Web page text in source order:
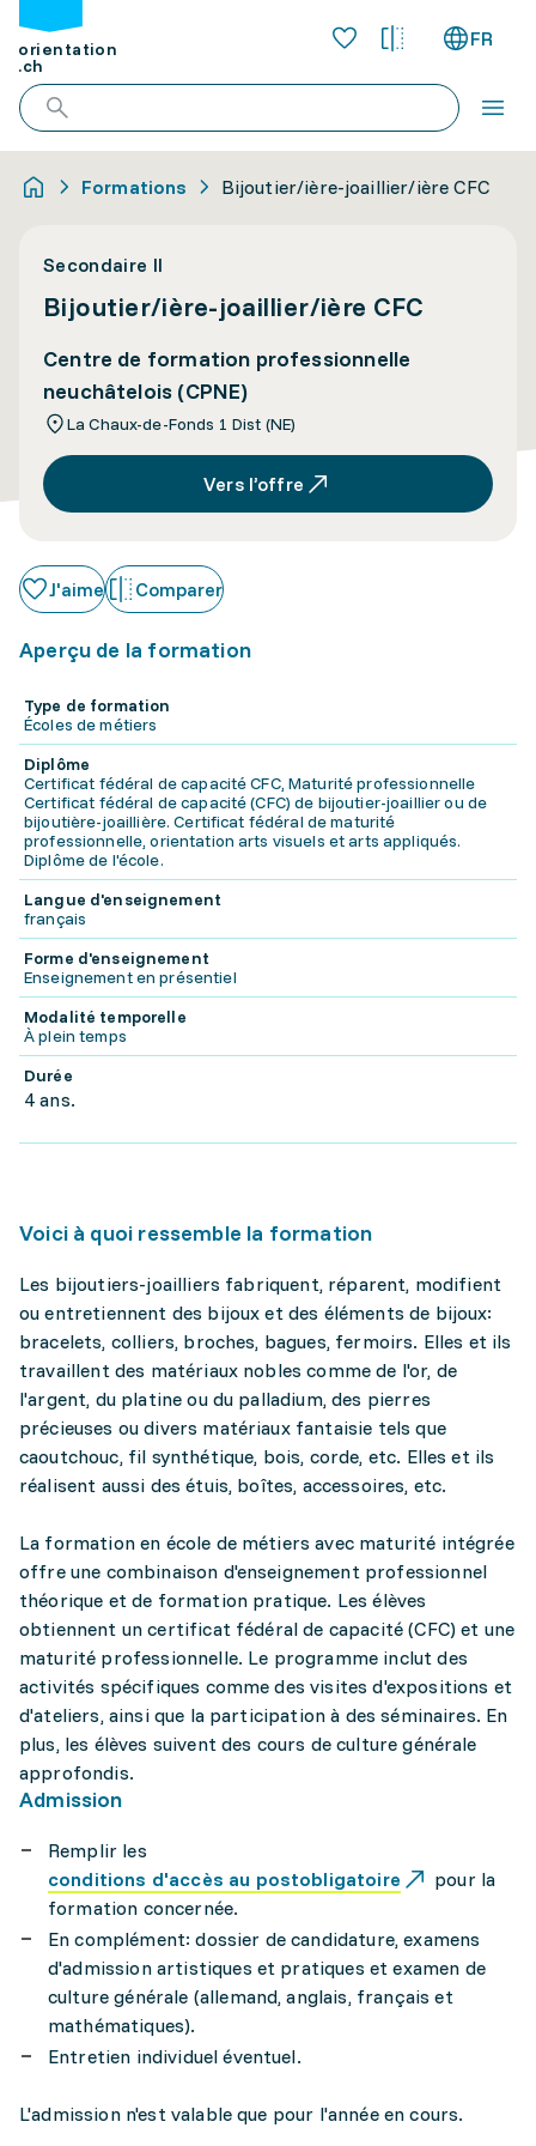
orientation
.ch
FR
Formations Bijoutier/ière-joaillier/ière CFC
Secondaire II
Bijoutier/ière-joaillier/ière CFC
Centre de formation professionnelle
neuchâtelois (CPNE)
La Chaux-de-Fonds 1 Dist (NE)
Vers l’offre
J'aime Comparer
Aperçu de la formation
Type de formation
Écoles de métiers
Diplôme
Certificat fédéral de capacité CFC, Maturité professionnelle
Certificat fédéral de capacité (CFC) de bijoutier-joaillier ou de
bijoutière-joaillière. Certificat fédéral de maturité
professionnelle, orientation arts visuels et arts appliqués.
Diplôme de l'école.
Langue d'enseignement
français
Forme d'enseignement
Enseignement en présentiel
Modalité temporelle
À plein temps
Durée
4 ans.
Voici à quoi ressemble la formation
Les bijoutiers-joailliers fabriquent, réparent, modifient
ou entretiennent des bijoux et des éléments de bijoux:
bracelets, colliers, broches, bagues, fermoirs. Elles et ils
travaillent des matériaux nobles comme de l'or, de
l'argent, du platine ou du palladium, des pierres
précieuses ou divers matériaux fantaisie tels que
caoutchouc, fil synthétique, bois, corde, etc. Elles et ils
réalisent aussi des étuis, boîtes, accessoires, etc.
La formation en école de métiers avec maturité intégrée
offre une combinaison d'enseignement professionnel
théorique et de formation pratique. Les élèves
obtiennent un certificat fédéral de capacité (CFC) et une
maturité professionnelle. Le programme inclut des
activités spécifiques comme des visites d'expositions et
d'ateliers, ainsi que la participation à des séminaires. En
plus, les élèves suivent des cours de culture générale
approfondis.
Admission
Remplir les
conditions d'accès au postobligatoire
pour la
formation concernée.
En complément: dossier de candidature, examens
d'admission artistiques et pratiques et examen de
culture générale (allemand, anglais, français et
mathématiques).
Entretien individuel éventuel.
L'admission n'est valable que pour l'année en cours.